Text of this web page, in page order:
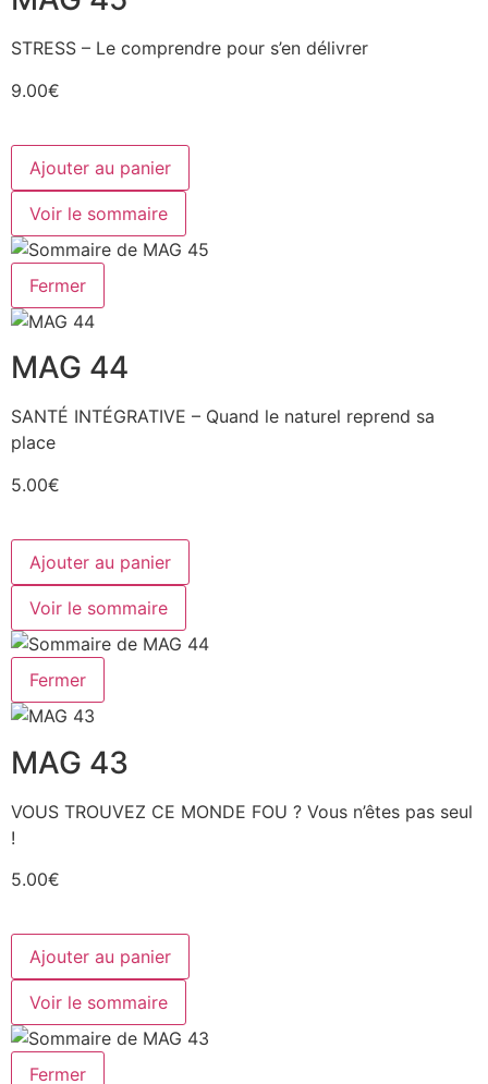
STRESS – Le comprendre pour s’en délivrer
9.00€
Ajouter au panier
Voir le sommaire
Fermer
MAG 44
SANTÉ INTÉGRATIVE – Quand le naturel reprend sa
place
5.00€
Ajouter au panier
Voir le sommaire
Fermer
MAG 43
VOUS TROUVEZ CE MONDE FOU ? Vous n’êtes pas seul
!
5.00€
Ajouter au panier
Voir le sommaire
Fermer